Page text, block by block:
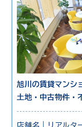
旭川の賃貸マンシ
土地・中古物件・
店舗名｜リアルタ